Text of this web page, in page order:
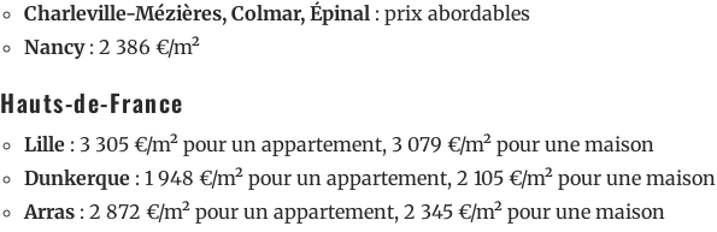
Charleville-Mézières, Colmar, Épinal : prix abordables
Nancy: 2 386 €/m²
Hauts-de-France
Lille : 3 305 €/m² pour un appartement, 3 079 €/m² pour une maison
Dunkerque : 1 948 €/m² pour un appartement, 2 105 €/m² pour une maison
Arras : 2 872 €/m² pour un appartement, 2 345 €/m² pour une maison